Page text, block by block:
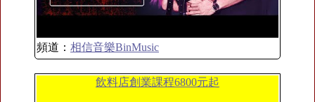
頻道： 相信音樂BinMusic
飲料店創業課程6800元起